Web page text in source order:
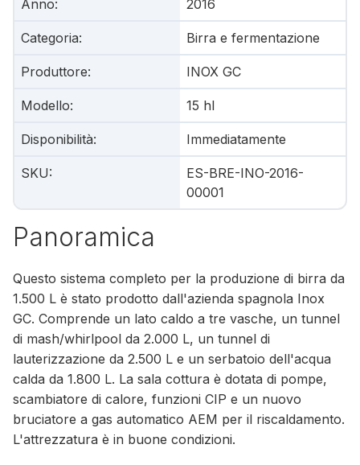
Anno: 2016
Categoria: Birra e fermentazione
Produttore: INOX GC
Modello: 15 hl
Disponibilità: Immediatamente
SKU:
ES-BRE-INO-2016-
00001
Panoramica
Questo sistema completo per la produzione di birra da
1.500 L è stato prodotto dall'azienda spagnola Inox
GC. Comprende un lato caldo a tre vasche, un tunnel
di mash/whirlpool da 2.000 L, un tunnel di
lauterizzazione da 2.500 L e un serbatoio dell'acqua
calda da 1.800 L. La sala cottura è dotata di pompe,
scambiatore di calore, funzioni CIP e un nuovo
bruciatore a gas automatico AEM per il riscaldamento.
L'attrezzatura è in buone condizioni.